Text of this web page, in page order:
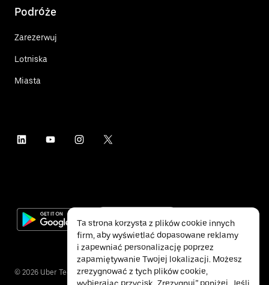
Podróże
Zarezerwuj
Lotniska
Miasta
© 2026 Uber Technologies Inc.
Ta strona korzysta z plików cookie innych
firm, aby wyświetlać dopasowane reklamy
i zapewniać personalizację poprzez
zapamiętywanie Twojej lokalizacji. Możesz
zrezygnować z tych plików cookie,